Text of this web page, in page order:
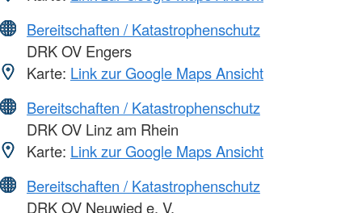
Bereitschaften / Katastrophenschutz
DRK OV Engers
Karte: Link zur Google Maps Ansicht
Bereitschaften / Katastrophenschutz
DRK OV Linz am Rhein
Karte: Link zur Google Maps Ansicht
Bereitschaften / Katastrophenschutz
DRK OV Neuwied e. V.